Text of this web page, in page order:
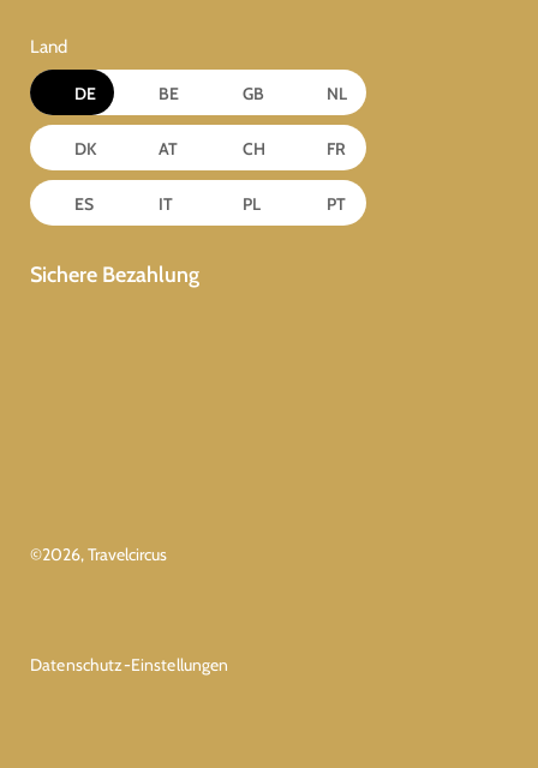
Land
DE BE GB NL
DK AT CH FR
ES IT PL PT
Sichere Bezahlung
©2026, Travelcircus
Datenschutz-Einstellungen